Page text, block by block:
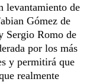
levantamiento de
Gómez de
Sergio Romo de
por los más
y permitirá que
realmente